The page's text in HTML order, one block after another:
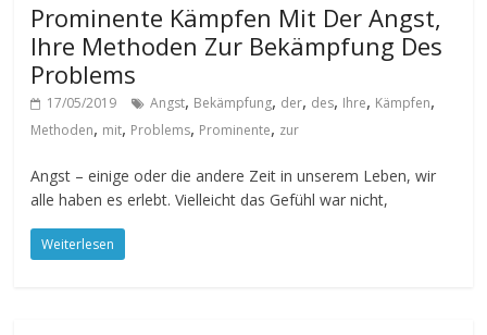
Prominente Kämpfen Mit Der Angst,
Ihre Methoden Zur Bekämpfung Des
Problems
17/05/2019 Angst, Bekämpfung, der, des, Ihre, Kämpfen,
Methoden, mit, Problems, Prominente, zur
Angst – einige oder die andere Zeit in unserem Leben, wir
alle haben es erlebt. Vielleicht das Gefühl war nicht,
Weiterlesen